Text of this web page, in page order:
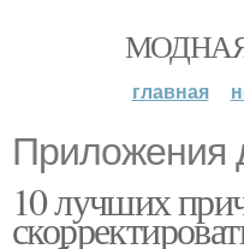
главная
Приложения
10 лучших